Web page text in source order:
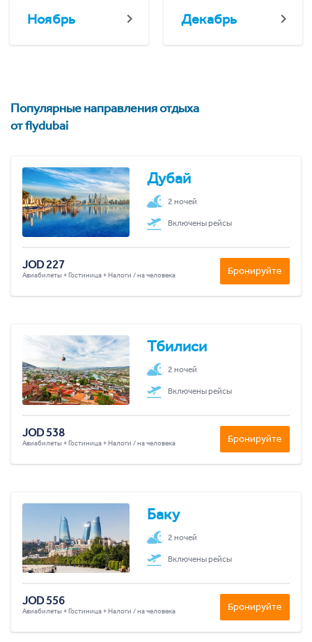
Ноябрь Декабрь
Популярные направления отдыха
от flydubai
Дубай
2 ночей
Включены рейсы
JOD 227
Авиабилеты + Гостиница + Налоги / на человека Бронируйте
Тбилиси
2 ночей
Включены рейсы
JOD 538
Авиабилеты + Гостиница + Налоги / на человека Бронируйте
Баку
2 ночей
Включены рейсы
JOD 556
Авиабилеты + Гостиница + Налоги / на человека Бронируйте